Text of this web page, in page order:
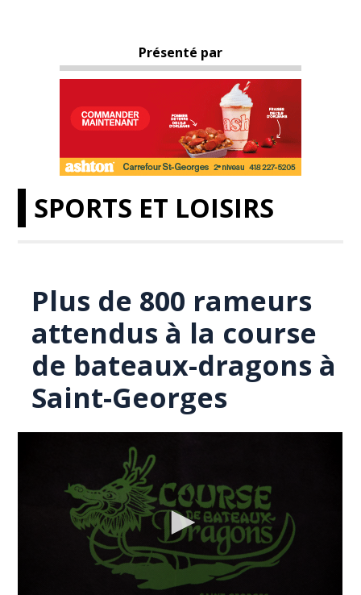
Présenté par
SPORTS ET LOISIRS
Plus de 800 rameurs
attendus à la course
de bateaux-dragons à
Saint-Georges